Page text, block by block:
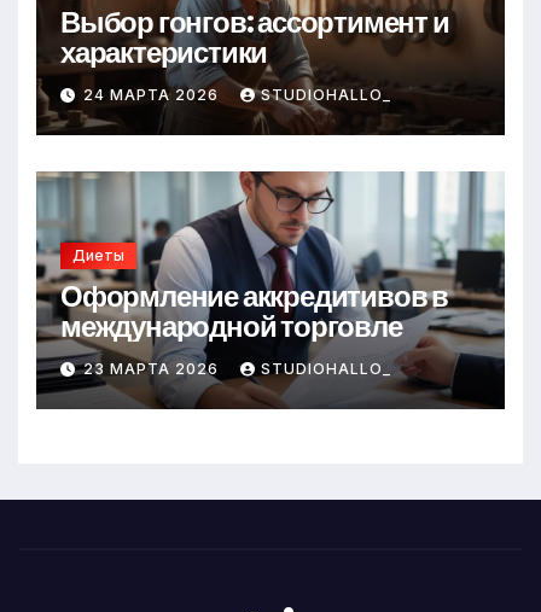
Выбор гонгов: ассортимент и
характеристики
24 МАРТА 2026 STUDIOHALLO_
Диеты
Оформление аккредитивов в
международной торговле
23 МАРТА 2026 STUDIOHALLO_